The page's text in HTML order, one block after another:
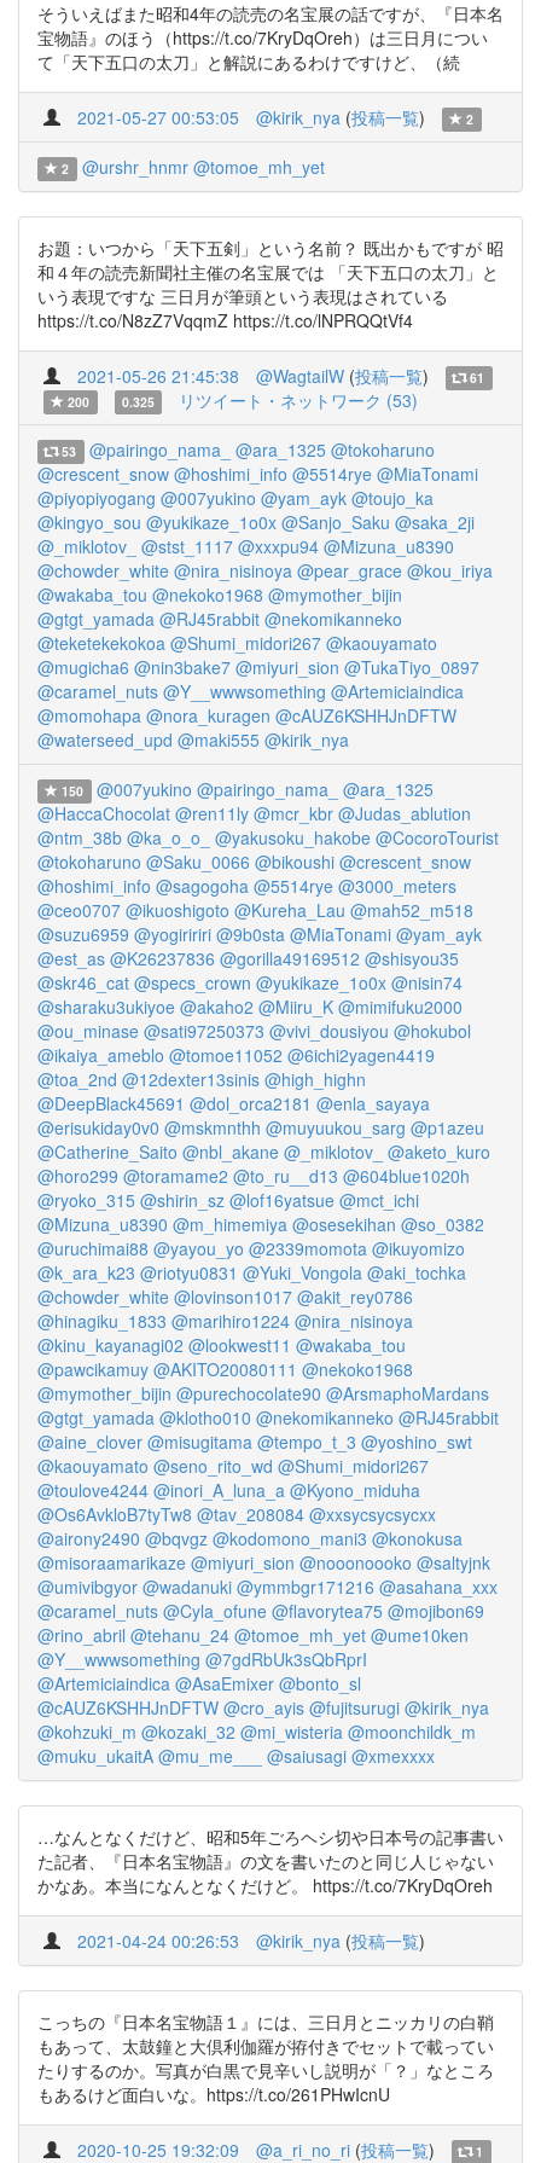
そういえばまた昭和4年の読売の名宝展の話ですが、『日本名
宝物語』のほう（https://t.co/7KryDqOreh）は三日月につい
て「天下五口の太刀」と解説にあるわけですけど、（続
2021-05-27 00:53:05 @kirik_nya (投稿一覧) 2
2 @urshr_hnmr @tomoe_mh_yet
お題：いつから「天下五剣」という名前？ 既出かもですが 昭
和４年の読売新聞社主催の名宝展では 「天下五口の太刀」と
いう表現ですな 三日月が筆頭という表現はされている
https://t.co/N8zZ7VqqmZ https://t.co/lNPRQQtVf4
2021-05-26 21:45:38 @WagtailW (投稿一覧)
61
200
0.325 リツイート・ネットワーク (53)
53 @pairingo_nama_ @ara_1325 @tokoharuno
@crescent_snow @hoshimi_info @5514rye @MiaTonami
@piyopiyogang @007yukino @yam_ayk @toujo_ka
@kingyo_sou @yukikaze_1o0x @Sanjo_Saku @saka_2ji
@_miklotov_ @stst_1117 @xxxpu94 @Mizuna_u8390
@chowder_white @nira_nisinoya @pear_grace @kou_iriya
@wakaba_tou @nekoko1968 @mymother_bijin
@gtgt_yamada @RJ45rabbit @nekomikanneko
@teketekekokoa @Shumi_midori267 @kaouyamato
@mugicha6 @nin3bake7 @miyuri_sion @TukaTiyo_0897
@caramel_nuts @Y__wwwsomething @Artemiciaindica
@momohapa @nora_kuragen @cAUZ6KSHHJnDFTW
@waterseed_upd @maki555 @kirik_nya
150 @007yukino @pairingo_nama_ @ara_1325
@HaccaChocolat @ren11ly @mcr_kbr @Judas_ablution
@ntm_38b @ka_o_o_ @yakusoku_hakobe @CocoroTourist
@tokoharuno @Saku_0066 @bikoushi @crescent_snow
@hoshimi_info @sagogoha @5514rye @3000_meters
@ceo0707 @ikuoshigoto @Kureha_Lau @mah52_m518
@suzu6959 @yogiririri @9b0sta @MiaTonami @yam_ayk
@est_as @K26237836 @gorilla49169512 @shisyou35
@skr46_cat @specs_crown @yukikaze_1o0x @nisin74
@sharaku3ukiyoe @akaho2 @Miiru_K @mimifuku2000
@ou_minase @sati97250373 @vivi_dousiyou @hokubol
@ikaiya_ameblo @tomoe11052 @6ichi2yagen4419
@toa_2nd @12dexter13sinis @high_highn
@DeepBlack45691 @dol_orca2181 @enla_sayaya
@erisukiday0v0 @mskmnthh @muyuukou_sarg @p1azeu
@Catherine_Saito @nbl_akane @_miklotov_ @aketo_kuro
@horo299 @toramame2 @to_ru__d13 @604blue1020h
@ryoko_315 @shirin_sz @lof16yatsue @mct_ichi
@Mizuna_u8390 @m_himemiya @osesekihan @so_0382
@uruchimai88 @yayou_yo @2339momota @ikuyomizo
@k_ara_k23 @riotyu0831 @Yuki_Vongola @aki_tochka
@chowder_white @lovinson1017 @akit_rey0786
@hinagiku_1833 @marihiro1224 @nira_nisinoya
@kinu_kayanagi02 @lookwest11 @wakaba_tou
@pawcikamuy @AKITO20080111 @nekoko1968
@mymother_bijin @purechocolate90 @ArsmaphoMardans
@gtgt_yamada @klotho010 @nekomikanneko @RJ45rabbit
@aine_clover @misugitama @tempo_t_3 @yoshino_swt
@kaouyamato @seno_rito_wd @Shumi_midori267
@toulove4244 @inori_A_luna_a @Kyono_miduha
@Os6AvkloB7tyTw8 @tav_208084 @xxsycsycsycxx
@airony2490 @bqvgz @kodomono_mani3 @konokusa
@misoraamarikaze @miyuri_sion @nooonoooko @saltyjnk
@umivibgyor @wadanuki @ymmbgr171216 @asahana_xxx
@caramel_nuts @Cyla_ofune @flavorytea75 @mojibon69
@rino_abril @tehanu_24 @tomoe_mh_yet @ume10ken
@Y__wwwsomething @7gdRbUk3sQbRprI
@Artemiciaindica @AsaEmixer @bonto_sl
@cAUZ6KSHHJnDFTW @cro_ayis @fujitsurugi @kirik_nya
@kohzuki_m @kozaki_32 @mi_wisteria @moonchildk_m
@muku_ukaitA @mu_me___ @saiusagi @xmexxxx
…なんとなくだけど、昭和5年ごろヘシ切や日本号の記事書い
た記者、『日本名宝物語』の文を書いたのと同じ人じゃない
かなあ。本当になんとなくだけど。 https://t.co/7KryDqOreh
2021-04-24 00:26:53 @kirik_nya (投稿一覧)
こっちの『日本名宝物語１』には、三日月とニッカリの白鞘
もあって、太鼓鐘と大倶利伽羅が拵付きでセットで載ってい
たりするのか。写真が白黒で見辛いし説明が「？」なところ
もあるけど面白いな。https://t.co/261PHwIcnU
2020-10-25 19:32:09 @a_ri_no_ri (投稿一覧) 1